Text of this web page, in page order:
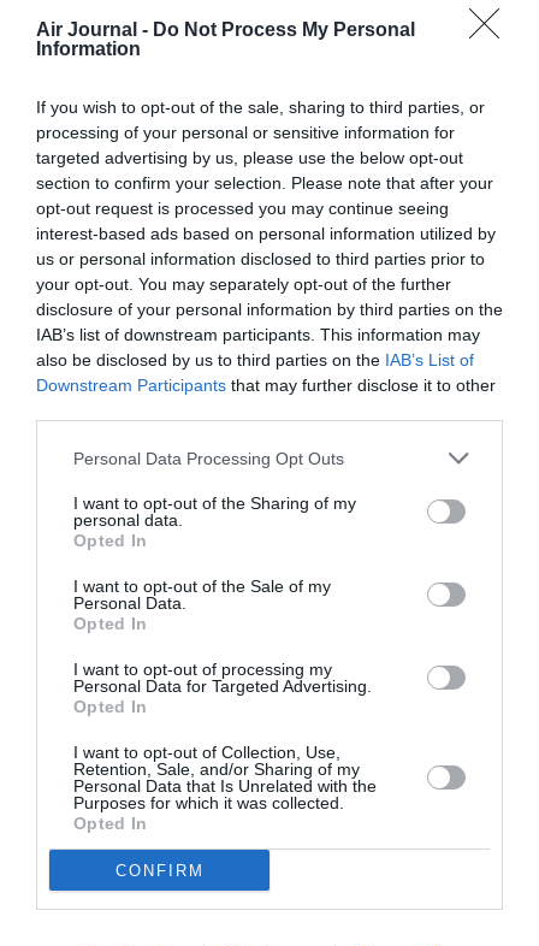
Air Journal - Do Not Process My Personal
Information
If you wish to opt-out of the sale, sharing to third parties, or
processing of your personal or sensitive information for
targeted advertising by us, please use the below opt-out
section to confirm your selection. Please note that after your
opt-out request is processed you may continue seeing
interest-based ads based on personal information utilized by
us or personal information disclosed to third parties prior to
your opt-out. You may separately opt-out of the further
disclosure of your personal information by third parties on the
IAB’s list of downstream participants. This information may
also be disclosed by us to third parties on the IAB’s List of
Downstream Participants that may further disclose it to other
Personal Data Processing Opt Outs
I want to opt-out of the Sharing of my
personal data.
Opted In
I want to opt-out of the Sale of my
Personal Data.
Opted In
I want to opt-out of processing my
Personal Data for Targeted Advertising.
Opted In
I want to opt-out of Collection, Use,
Retention, Sale, and/or Sharing of my
Personal Data that Is Unrelated with the
Purposes for which it was collected.
Opted In
CONFIRM
ne pas avoir le choix.
En bon provincial de l’est il n’y a pas de problème
RÉPONDRE
a commenté :
16 mai 2013 - 7 h 38
min
ADP entre la renovation du T1 la construction du S4
et la jonction et jetée est d’ORY aura dépenser 1,5 M
d’euros…. C’est surement pas assez selon vous,
mais pas ngligeable…
Allons
15 mai 2013 - 9 h 29 min
C’est pas de ma faute , c’est à cause de l’autre !! C’est vrai qu’à
Londres, Francfort et Amsterdam les taxes sont moins
chères,lol. Je ne suis pas sur que ces aéroports aient éffacé
des ardoises pour leurs compagnies nationales comme cela
a été le cas dans notre pays par le gestionnaire des
Pour ce qui est de la vétusté , les terminaux 2F, 2E, jetée S3,
S4(construits pour AF), ne peuvent pas être qualifiés de vieux
de rancune juste une réponse informative à des réactions on
ne peut plus normales car elles sont typiquement française …
LAISSER UN COMMENTAIRE